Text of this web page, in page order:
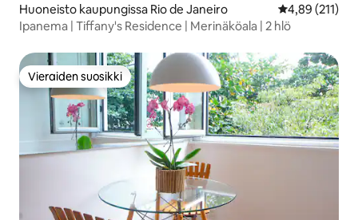
Huoneisto kaupungissa Rio de Janeiro
4,89 (211)
Ipanema | Tiffany's Residence | Merinäköala | 2 hlö
Vieraiden suosikki
Vieraiden suosikki